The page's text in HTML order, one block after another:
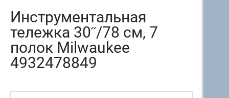
Инструментальная
тележка 30˝/78 см, 7
полок Milwaukee
4932478849